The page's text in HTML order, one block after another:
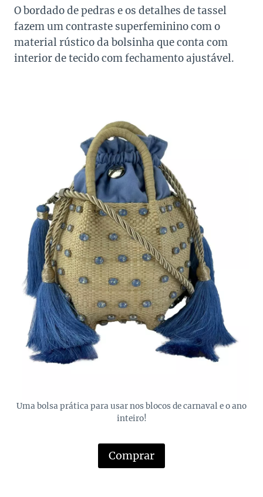
O bordado de pedras e os detalhes de tassel
fazem um contraste superfeminino com o
material rústico da bolsinha que conta com
interior de tecido com fechamento ajustável.
Uma bolsa prática para usar nos blocos de carnaval e o ano
inteiro!
Comprar